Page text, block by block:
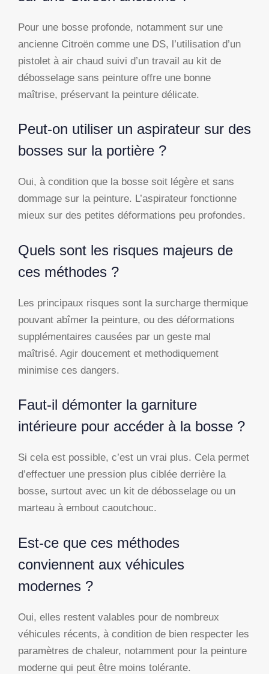
Pour une bosse profonde, notamment sur une
ancienne Citroën comme une DS, l’utilisation d’un
pistolet à air chaud suivi d’un travail au kit de
débosselage sans peinture offre une bonne
maîtrise, préservant la peinture délicate.
Peut-on utiliser un aspirateur sur des
bosses sur la portière ?
Oui, à condition que la bosse soit légère et sans
dommage sur la peinture. L’aspirateur fonctionne
mieux sur des petites déformations peu profondes.
Quels sont les risques majeurs de
ces méthodes ?
Les principaux risques sont la surcharge thermique
pouvant abîmer la peinture, ou des déformations
supplémentaires causées par un geste mal
maîtrisé. Agir doucement et methodiquement
minimise ces dangers.
Faut-il démonter la garniture
intérieure pour accéder à la bosse ?
Si cela est possible, c’est un vrai plus. Cela permet
d’effectuer une pression plus ciblée derrière la
bosse, surtout avec un kit de débosselage ou un
marteau à embout caoutchouc.
Est-ce que ces méthodes
conviennent aux véhicules
modernes ?
Oui, elles restent valables pour de nombreux
véhicules récents, à condition de bien respecter les
paramètres de chaleur, notamment pour la peinture
moderne qui peut être moins tolérante.